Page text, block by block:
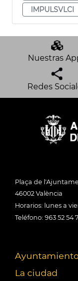
IMPULSVLCI
Nuestras
Redes
Plaça de
46002 València
Horarios: lunes a
Teléfono: 963 52 54
La ciudad